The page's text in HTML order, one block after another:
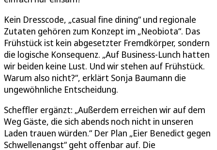
Kein Dresscode, „casual fine dining“ und regionale
Zutaten gehören zum Konzept im „Neobiota“. Das
Frühstück ist kein abgesetzter Fremdkörper, sondern
die logische Konsequenz. „Auf Business-Lunch hatten
wir beiden keine Lust. Und wir stehen auf Frühstück.
Warum also nicht?“, erklärt Sonja Baumann die
ungewöhnliche Entscheidung.
Scheffler ergänzt: „Außerdem erreichen wir auf dem
Weg Gäste, die sich abends noch nicht in unseren
Laden trauen würden.“ Der Plan „Eier Benedict gegen
Schwellenangst“ geht offenbar auf. Die